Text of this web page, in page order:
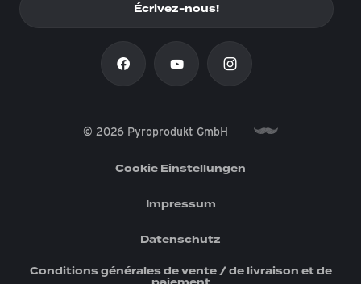
Écrivez-nous!
© 2026 Pyroprodukt GmbH
Cookie Einstellungen
Impressum
Datenschutz
Conditions générales de vente / de livraison et de